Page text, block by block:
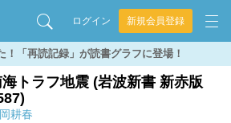
ログイン 新規会員登録
！「再読記録」が読書グラフに登場！
トラフ地震 (岩波新書 新赤版
耕春